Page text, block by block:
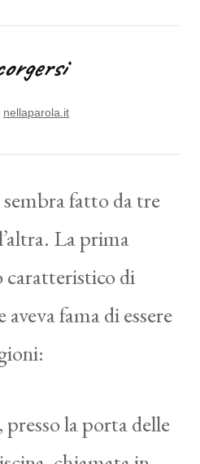
nellaparola.it
fatto da tre
La prima
caratteristico di
fama di essere
la porta delle